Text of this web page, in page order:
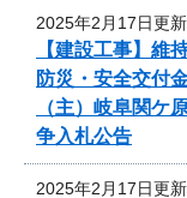
2025年2月17日更新
【建設工事】
防災・安全交付
（主）岐阜関
争入札公告
2025年2月17日更新